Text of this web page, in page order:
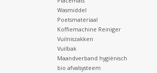
Wasmiddel
Poetsmateriaal
Koffiemachine Reiniger
Vuilniszakken
Vuilbak
Maandverband hygiënisch
bio afvalsysteem